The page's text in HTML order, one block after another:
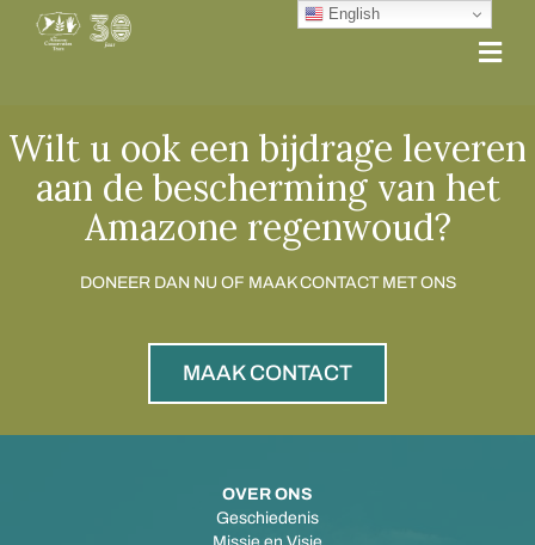
Wilt u ook een bijdrage leveren
aan de bescherming van het
Amazone regenwoud?
DONEER DAN NU OF MAAK CONTACT MET ONS
MAAK CONTACT
OVER ONS
Geschiedenis
English